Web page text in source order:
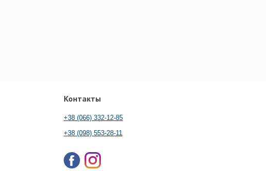
Контакты
+38 (066) 332-12-85
+38 (098) 553-28-11